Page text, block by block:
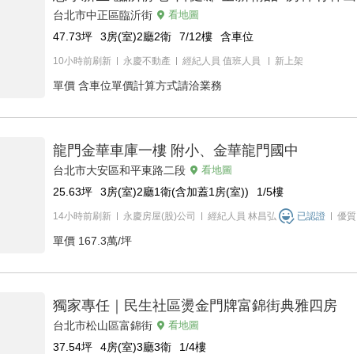
台北市中正區臨沂街 看地圖
47.73坪 3房(室)2廳2衛 7/12樓 含車位
10小時前刷新 永慶不動產 經紀人員 值班人員 新上架
單價 含車位單價計算方式請洽業務
龍門金華車庫一樓 附小、金華龍門國中
台北市大安區和平東路二段 看地圖
25.63坪 3房(室)2廳1衛(含加蓋1房(室)) 1/5樓
14小時前刷新 永慶房屋(股)公司 經紀人員 林昌弘 已認證 優質
單價 167.3萬/坪
獨家專任｜民生社區燙金門牌富錦街典雅四房
台北市松山區富錦街 看地圖
37.54坪 4房(室)3廳3衛 1/4樓